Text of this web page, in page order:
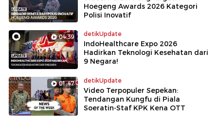
Hoegeng Awards 2026 Kategori
Polisi Inovatif
04:39 detikUpdate
IndoHealthcare Expo 2026
Hadirkan Teknologi Kesehatan dari
9 Negara!
01:47 detikUpdate
Video Terpopuler Sepekan:
Tendangan Kungfu di Piala
Soeratin-Staf KPK Kena OTT